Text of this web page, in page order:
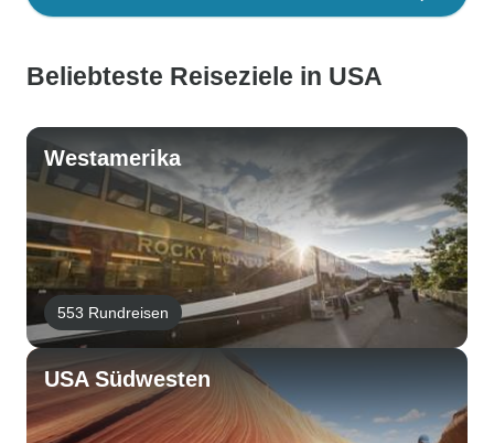
Beliebteste Reiseziele in USA
Westamerika
553 Rundreisen
USA Südwesten